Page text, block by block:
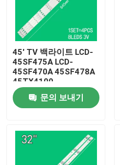
45' TV 백라이트 LCD-
45SF475A LCD-
45SF470A 45SF478A
45TX4100
3P45UM003
문의 보내기